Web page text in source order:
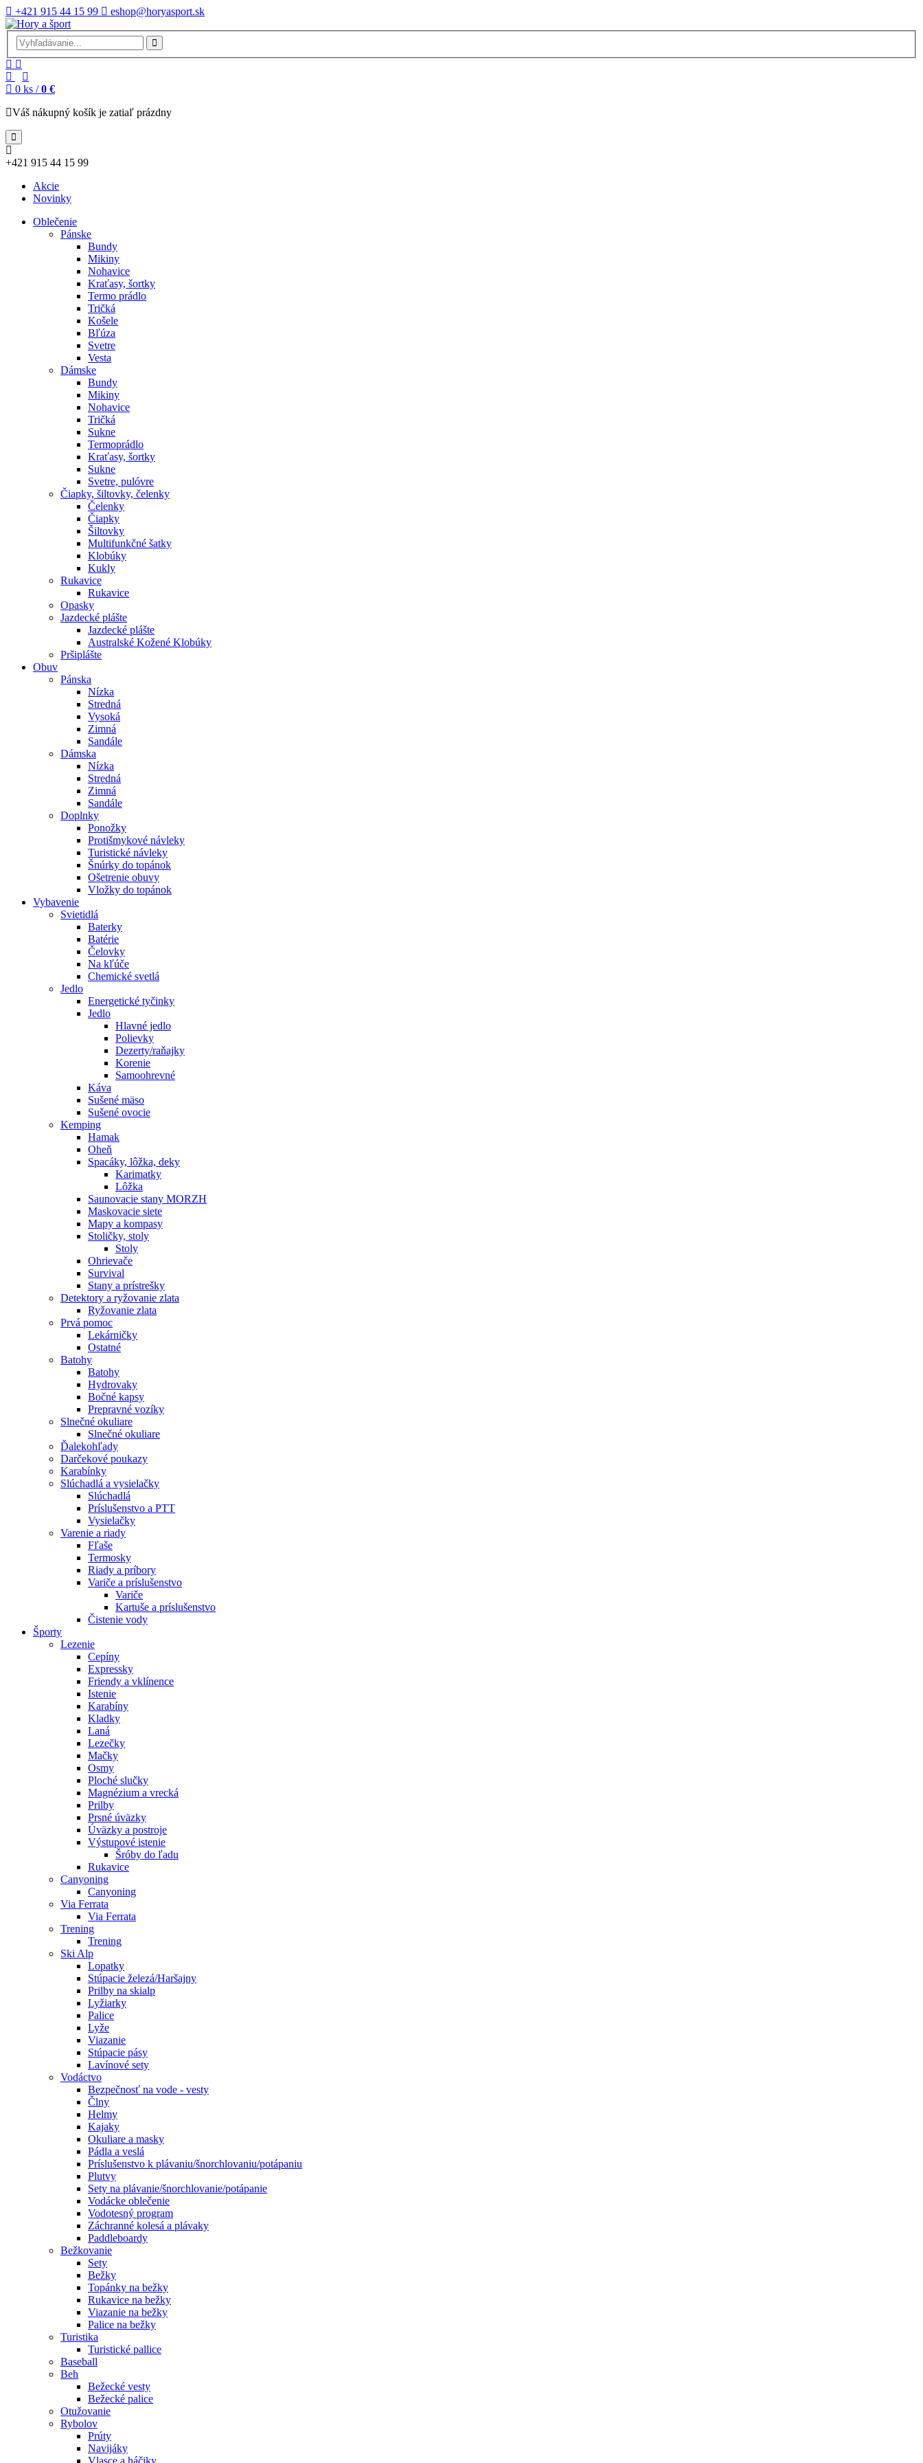
+421 915 44 15 99 eshop@horyasport.sk
0 ks / 0 €
Váš nákupný košík je zatiaľ prázdny
+421 915 44 15 99
Akcie
Novinky
Oblečenie
Pánske
Bundy
Mikiny
Nohavice
Kraťasy, šortky
Termo prádlo
Tričká
Košele
Bľúza
Svetre
Vesta
Dámske
Bundy
Mikiny
Nohavice
Tričká
Sukne
Termoprádlo
Kraťasy, šortky
Sukne
Svetre, pulóvre
Čiapky, šiltovky, čelenky
Čelenky
Čiapky
Šiltovky
Multifunkčné šatky
Klobúky
Kukly
Rukavice
Rukavice
Opasky
Jazdecké plášte
Jazdecké plášte
Australské Kožené Klobúky
Pršiplášte
Obuv
Pánska
Nízka
Stredná
Vysoká
Zimná
Sandále
Dámska
Nízka
Stredná
Zimná
Sandále
Doplnky
Ponožky
Protišmykové návleky
Turistické návleky
Šnúrky do topánok
Ošetrenie obuvy
Vložky do topánok
Vybavenie
Svietidlá
Baterky
Batérie
Čelovky
Na kľúče
Chemické svetlá
Jedlo
Energetické tyčinky
Jedlo
Hlavné jedlo
Polievky
Dezerty/raňajky
Korenie
Samoohrevné
Káva
Sušené mäso
Sušené ovocie
Kemping
Hamak
Oheň
Spacáky, lôžka, deky
Karimatky
Lôžka
Saunovacie stany MORZH
Maskovacie siete
Mapy a kompasy
Stoličky, stoly
Stoly
Ohrievače
Survival
Stany a prístrešky
Detektory a ryžovanie zlata
Ryžovanie zlata
Prvá pomoc
Lekárničky
Ostatné
Batohy
Batohy
Hydrovaky
Bočné kapsy
Prepravné vozíky
Slnečné okuliare
Slnečné okuliare
Ďalekohľady
Darčekové poukazy
Karabínky
Slúchadlá a vysielačky
Slúchadlá
Príslušenstvo a PTT
Vysielačky
Varenie a riady
Fľaše
Termosky
Riady a príbory
Variče a príslušenstvo
Variče
Kartuše a príslušenstvo
Čistenie vody
Športy
Lezenie
Cepíny
Expressky
Friendy a vklínence
Istenie
Karabíny
Kladky
Laná
Lezečky
Mačky
Osmy
Ploché slučky
Magnézium a vrecká
Prilby
Prsné úväzky
Úväzky a postroje
Výstupové istenie
Šróby do ľadu
Rukavice
Canyoning
Canyoning
Via Ferrata
Via Ferrata
Trening
Trening
Ski Alp
Lopatky
Stúpacie železá/Haršajny
Prilby na skialp
Lyžiarky
Palice
Lyže
Viazanie
Stúpacie pásy
Lavínové sety
Vodáctvo
Bezpečnosť na vode - vesty
Člny
Helmy
Kajaky
Okuliare a masky
Pádla a veslá
Príslušenstvo k plávaniu/šnorchlovaniu/potápaniu
Plutvy
Sety na plávanie/šnorchlovanie/potápanie
Vodácke oblečenie
Vodotesný program
Záchranné kolesá a plávaky
Paddleboardy
Bežkovanie
Sety
Bežky
Topánky na bežky
Rukavice na bežky
Viazanie na bežky
Palice na bežky
Turistika
Turistické pallice
Baseball
Beh
Bežecké vesty
Bežecké palice
Otužovanie
Rybolov
Prúty
Navijáky
Vlasce a háčiky